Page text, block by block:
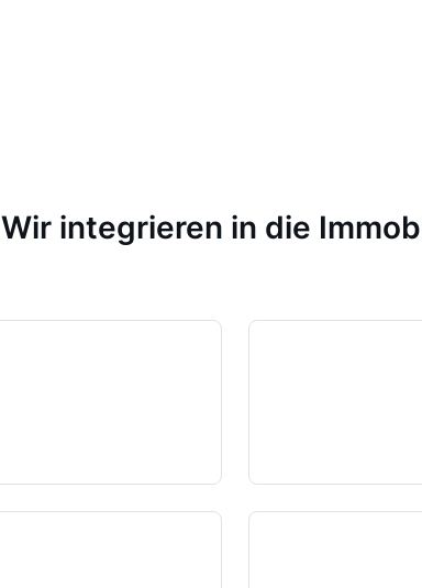
Wir integrieren in die